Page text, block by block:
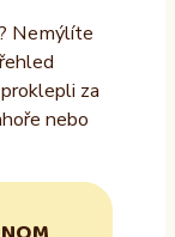
Nemýlíte
za
nebo